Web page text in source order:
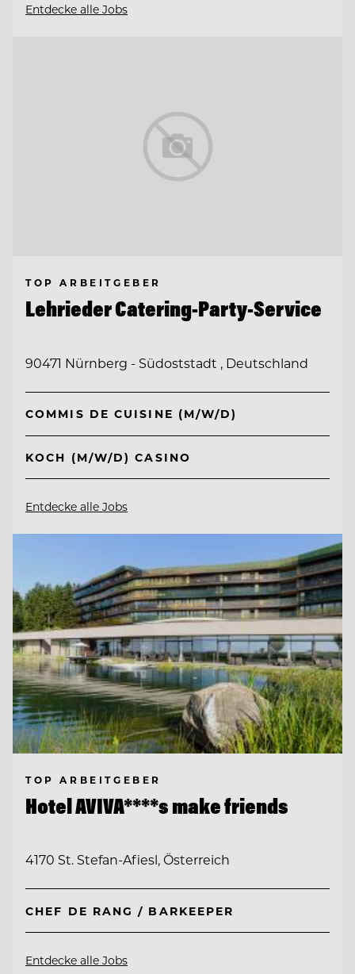
Entdecke alle Jobs
TOP ARBEITGEBER
Lehrieder Catering-Party-Service
90471 Nürnberg - Südoststadt , Deutschland
COMMIS DE CUISINE (M/W/D)
KOCH (M/W/D) CASINO
Entdecke alle Jobs
TOP ARBEITGEBER
Hotel AVIVA****s make friends
4170 St. Stefan-Afiesl, Österreich
CHEF DE RANG / BARKEEPER
Entdecke alle Jobs